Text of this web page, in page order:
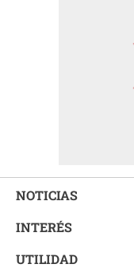
NOTICIAS
INTERÉS
UTILIDAD